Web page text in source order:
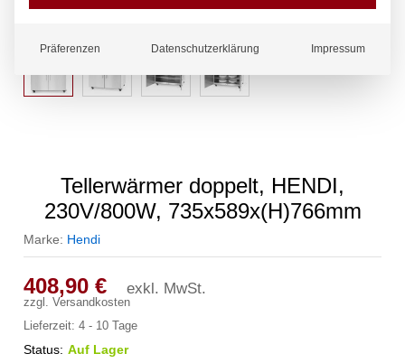
Tellerwärmer doppelt, HENDI,
230V/800W, 735x589x(H)766mm
Marke: Hendi
408,90€ exkl. MwSt.
zzgl.Versandkosten
Lieferzeit:4 - 10 Tage
Status: Auf Lager
Präferenzen Datenschutzerklärung Impressum